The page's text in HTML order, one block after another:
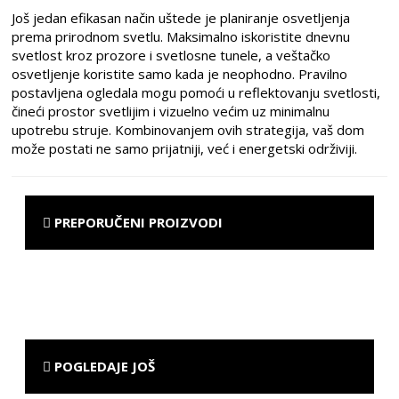
Još jedan efikasan način uštede je planiranje osvetljenja
prema prirodnom svetlu. Maksimalno iskoristite dnevnu
svetlost kroz prozore i svetlosne tunele, a veštačko
osvetljenje koristite samo kada je neophodno. Pravilno
postavljena ogledala mogu pomoći u reflektovanju svetlosti,
čineći prostor svetlijim i vizuelno većim uz minimalnu
upotrebu struje. Kombinovanjem ovih strategija, vaš dom
može postati ne samo prijatniji, već i energetski održiviji.
PREPORUČENI PROIZVODI
POGLEDAJE JOŠ